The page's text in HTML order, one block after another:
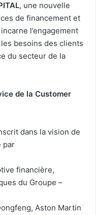
, une nouvelle
de financement et
l’engagement
besoins des clients
du secteur de la
de la Customer
dans la vision de
par
financière,
du Groupe –
Aston Martin